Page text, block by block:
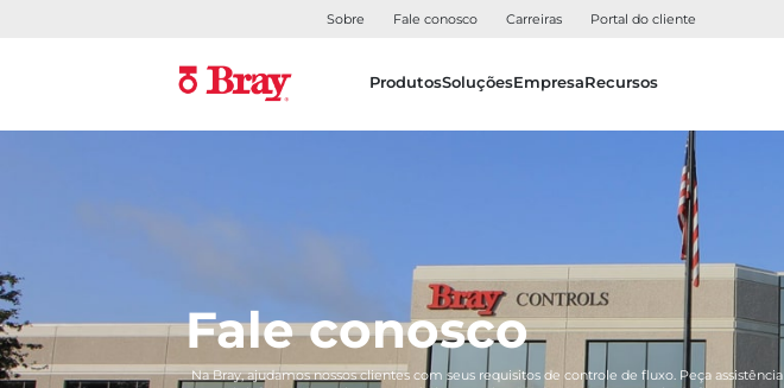
Sobre Fale conosco Carreiras Portal do cliente
ProdutosSoluçõesEmpresaRecursos
Fale conosco
Na Bray, ajudamos nossos clientes com seus requisitos de controle de fluxo. Peça assistência